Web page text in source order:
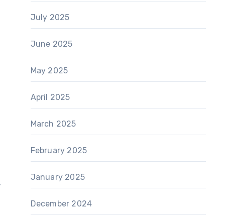
July 2025
June 2025
May 2025
April 2025
March 2025
February 2025
January 2025
December 2024